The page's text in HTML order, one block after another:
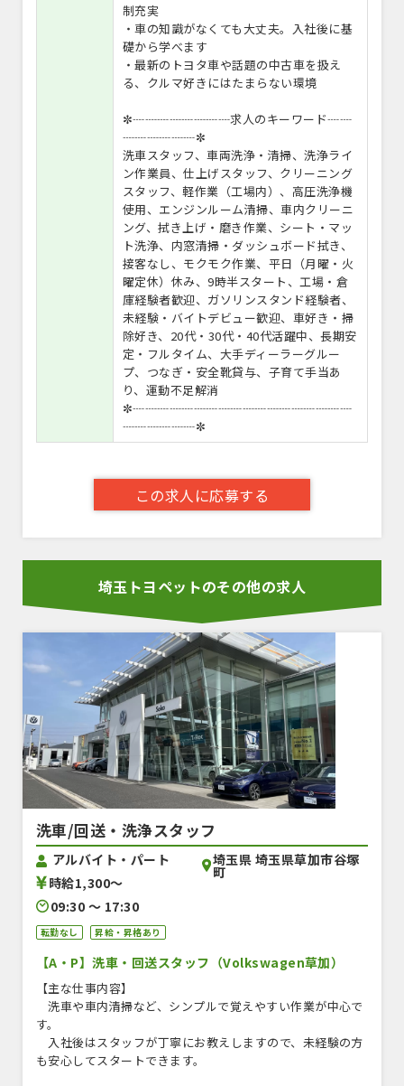
制充実
・車の知識がなくても大丈夫。入社後に基
礎から学べます
・最新のトヨタ車や話題の中古車を扱え
る、クルマ好きにはたまらない環境
✼┈┈┈┈┈┈┈┈求人のキーワード┈┈
┈┈┈┈┈┈✼
洗車スタッフ、車両洗浄・清掃、洗浄ライ
ン作業員、仕上げスタッフ、クリーニング
スタッフ、軽作業（工場内）、高圧洗浄機
使用、エンジンルーム清掃、車内クリーニ
ング、拭き上げ・磨き作業、シート・マッ
ト洗浄、内窓清掃・ダッシュボード拭き、
接客なし、モクモク作業、平日（月曜・火
曜定休）休み、9時半スタート、工場・倉
庫経験者歓迎、ガソリンスタンド経験者、
未経験・バイトデビュー歓迎、車好き・掃
除好き、20代・30代・40代活躍中、長期安
定・フルタイム、大手ディーラーグルー
プ、つなぎ・安全靴貸与、子育て手当あ
り、運動不足解消
✼┈┈┈┈┈┈┈┈┈┈┈┈┈┈┈┈┈┈
┈┈┈┈┈┈✼
この求人に応募する
埼玉トヨペットのその他の求人
洗車/回送・洗浄スタッフ
アルバイト・パート
時給1,300〜
09:30 〜 17:30
埼玉県 埼玉県草加市谷塚
町
転勤なし 昇給・昇格あり
【A・P】洗車・回送スタッフ（Volkswagen草加）
【主な仕事内容】
洗車や車内清掃など、シンプルで覚えやすい作業が中心で
す。
入社後はスタッフが丁寧にお教えしますので、未経験の方
も安心してスタートできます。